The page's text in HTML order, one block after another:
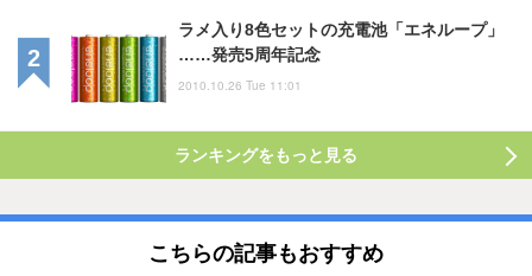
ラメ入り8色セットの充電池「エネループ」
……発売5周年記念
2010.10.26 Tue 11:01
ランキングをもっと見る
こちらの記事もおすすめ